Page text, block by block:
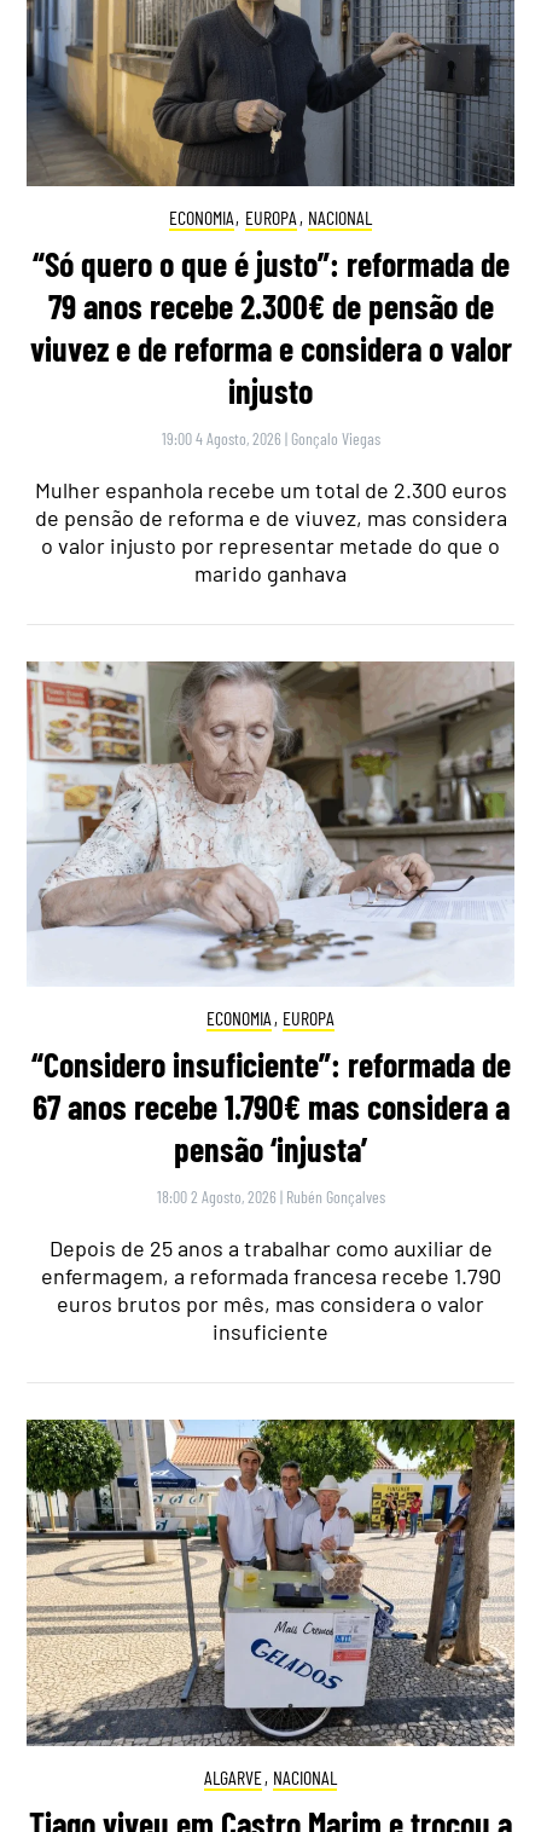
ECONOMIA, EUROPA , NACIONAL
“Só quero o que é justo”: reformada de
79 anos recebe 2.300€ de pensão de
viuvez e de reforma e considera o valor
injusto
19:00 4 Agosto, 2026 | Gonçalo Viegas
Mulher espanhola recebe um total de 2.300 euros
de pensão de reforma e de viuvez, mas considera
o valor injusto por representar metade do que o
marido ganhava
ECONOMIA , EUROPA
“Considero insuficiente”: reformada de
67 anos recebe 1.790€ mas considera a
pensão ‘injusta’
18:00 2 Agosto, 2026 | Rubén Gonçalves
Depois de 25 anos a trabalhar como auxiliar de
enfermagem, a reformada francesa recebe 1.790
euros brutos por mês, mas considera o valor
insuficiente
ALGARVE, NACIONAL
Tiago viveu em Castro Marim e trocou a